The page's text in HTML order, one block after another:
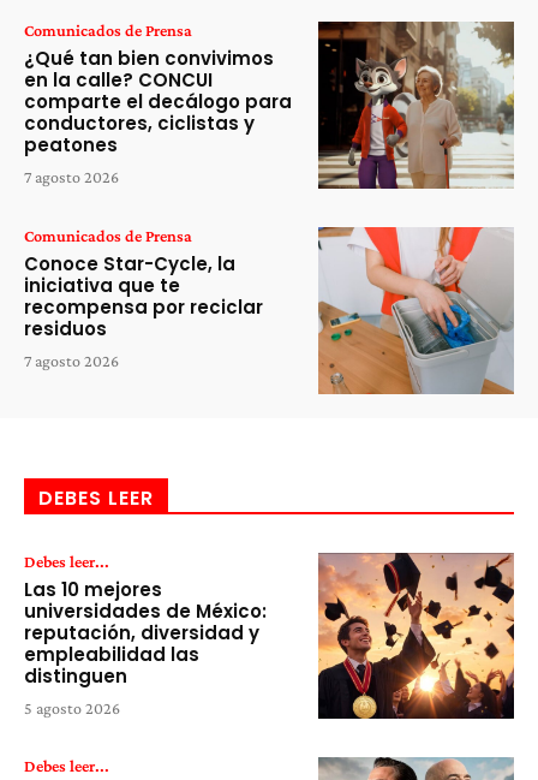
Comunicados de Prensa
¿Qué tan bien convivimos
en la calle? CONCUI
comparte el decálogo para
conductores, ciclistas y
peatones
7 agosto 2026
Comunicados de Prensa
Conoce Star-Cycle, la
iniciativa que te
recompensa por reciclar
residuos
7 agosto 2026
DEBES LEER
Debes leer...
Las 10 mejores
universidades de México:
reputación, diversidad y
empleabilidad las
distinguen
5 agosto 2026
Debes leer...